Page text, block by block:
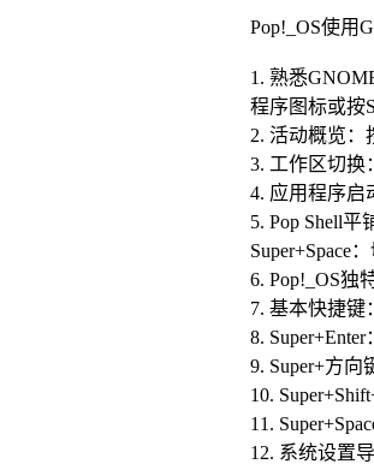
Pop!_OS使用
1. 熟悉
程序图标或按
2. 活动概览：
3. 工作区切换
4. 应用程序启
5. Pop Shell
Super+Space
6. Pop!_OS独
7. 基本快捷键
8.
9. Super+方向
10.
11.
12. 系统设置